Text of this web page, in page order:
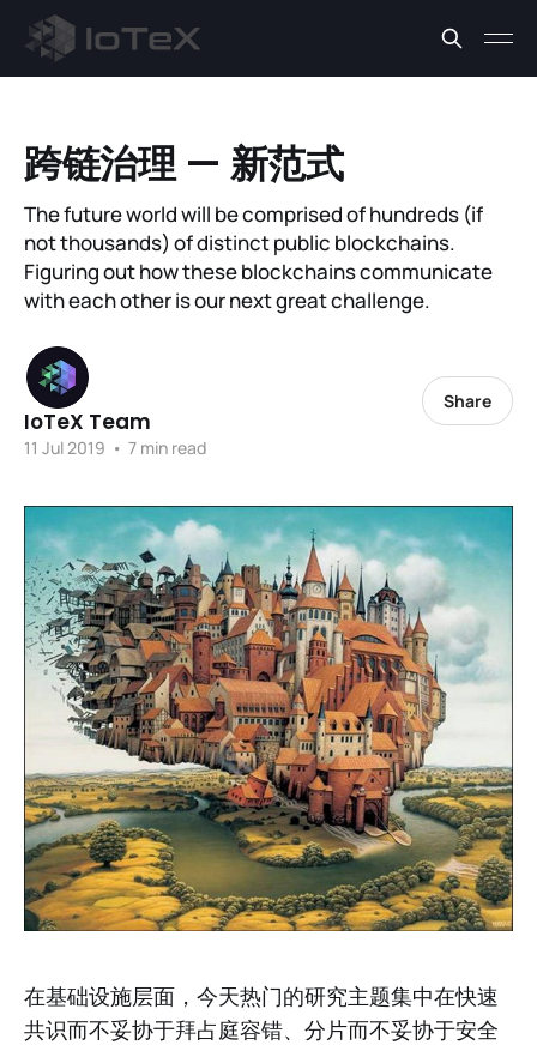
跨链治理 — 新范式
The future world will be comprised of hundreds (if
not thousands) of distinct public blockchains.
Figuring out how these blockchains communicate
with each other is our next great challenge.
IoTeX Team
11 Jul 2019 • 7 min read
Share
在基础设施层面，今天热门的研究主题集中在快速
共识而不妥协于拜占庭容错、分片而不妥协于安全